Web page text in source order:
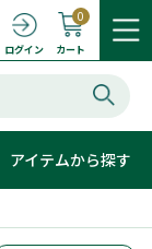
ログイン カート
0
アイテムから探す